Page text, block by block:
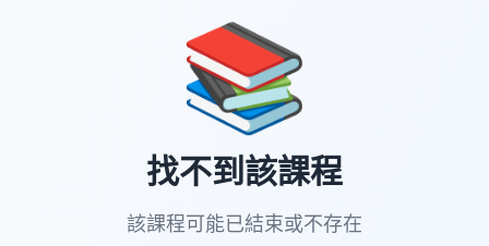
📚
找不到該課程
該課程可能已結束或不存在